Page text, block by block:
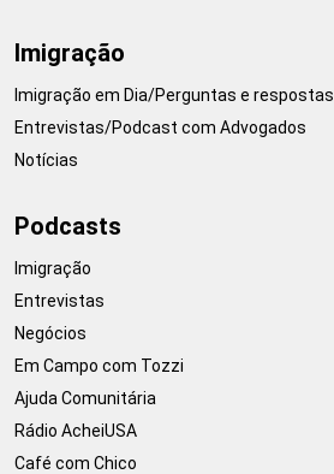
Imigração
Imigração em Dia/Perguntas e respostas
Entrevistas/Podcast com Advogados
Notícias
Podcasts
Imigração
Entrevistas
Negócios
Em Campo com Tozzi
Ajuda Comunitária
Rádio AcheiUSA
Café com Chico